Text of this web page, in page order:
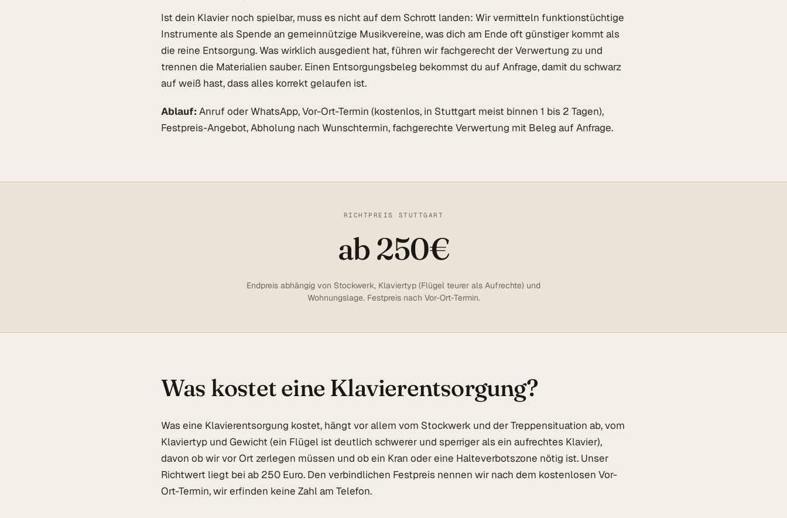
Ist dein Klavier noch spielbar, muss es nicht auf dem Schrott landen: Wir vermitteln funktionstüchtige
Instrumente als Spende an gemeinnützige Musikvereine, was dich am Ende oft günstiger kommt als
die reine Entsorgung. Was wirklich ausgedient hat, führen wir fachgerecht der Verwertung zu und
trennen die Materialien sauber. Einen Entsorgungsbeleg bekommst du auf Anfrage, damit du schwarz
auf weiß hast, dass alles korrekt gelaufen ist.
Ablauf: Anruf oder WhatsApp, Vor-Ort-Termin (kostenlos, in Stuttgart meist binnen 1 bis 2 Tagen),
Festpreis-Angebot, Abholung nach Wunschtermin, fachgerechte Verwertung mit Beleg auf Anfrage.
RICHTPREIS STUTTGART
ab 250€
Endpreis abhängig von Stockwerk, Klaviertyp (Flügel teurer als Aufrechte) und
Wohnungslage. Festpreis nach Vor-Ort-Termin.
Was kostet eine Klavierentsorgung?
Was eine Klavierentsorgung kostet, hängt vor allem vom Stockwerk und der Treppensituation ab, vom
Klaviertyp und Gewicht (ein Flügel ist deutlich schwerer und sperriger als ein aufrechtes Klavier),
davon ob wir vor Ort zerlegen müssen und ob ein Kran oder eine Halteverbotszone nötig ist. Unser
Richtwert liegt bei ab 250 Euro. Den verbindlichen Festpreis nennen wir nach dem kostenlosen Vor-
Ort-Termin, wir erfinden keine Zahl am Telefon.